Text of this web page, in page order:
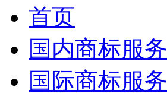
首页
国内商标服务
国际商标服务